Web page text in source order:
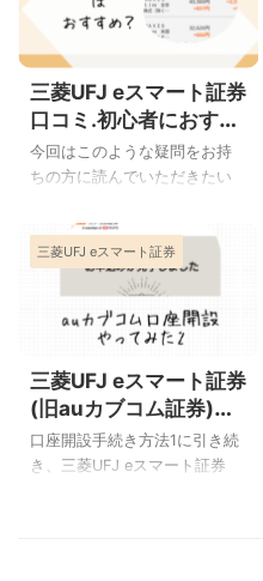
投資信託の運用益 積み立て結
果と運用益はnoteにまとめて
います。よろしければご覧く
ださい。 note 三菱UFJeスマ
ート証券で積立NISA継続中(
菱UFJ eスマート証券(旧auカ
ブコム証券)積立NISAはおすす
ちらです。 この記事以降の運
用結果はこ ...
三菱UFJ eスマート証券
口コミ.初心者におすす
め？使いにくい評判も
あるけれど…
今回はこのような疑問をお持
ちの方に読んでいただきたい
の記事から分かること 初心者
に三菱UFJ eスマート証券はお
すすめ？ 三菱UFJ eスマート証
券での株の買い方売り方 三菱
UFJ eスマート証券がおすすめ
期に購入した分はその後ほっ
たらかしにしています(順調に
に三菱UFJ eスマート証券口座
を作り、個別株・積立も始め
三菱UFJ eスマート証券
2025/7/27
三菱UFJ eスマート証券
(旧auカブコム証券)口
座開設手続きの流れ2・
本人確認書類などの登
口座開設手続き方法1に引き続
き、三菱UFJ eスマート証券